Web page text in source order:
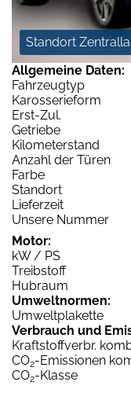
Standort
Allgemeine Daten:
Fahrzeugtyp
Karosserieform
Erst-Zul.
Getriebe
Kilometerstand
Anzahl der Türen
Farbe
Standort
Lieferzeit
Unsere Nummer
Motor:
kW / PS
Treibstoff
Hubraum
Umweltnormen:
Umweltplakette
Verbrauch und
Kraftstoffverbr.
CO2-Emissionen
CO2-Klasse